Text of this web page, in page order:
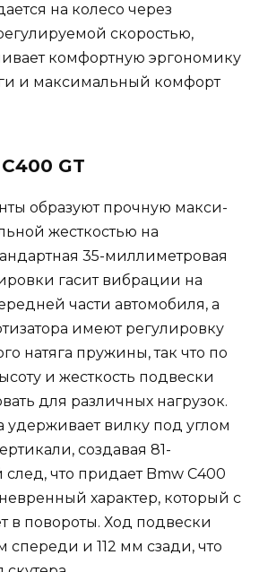
на колесо через
скоростью,
комфортную эргономику
и максимальный комфорт
GT
образуют прочную макси-
жесткостью на
35-миллиметровая
гасит вибрации на
части автомобиля, а
имеют регулировку
натяга пружины, так что по
и жесткость подвески
для различных нагрузок.
удерживает вилку под углом
создавая 81-
что придает Bmw C400
характер, который с
в повороты. Ход подвески
спереди и 112 мм сзади, что